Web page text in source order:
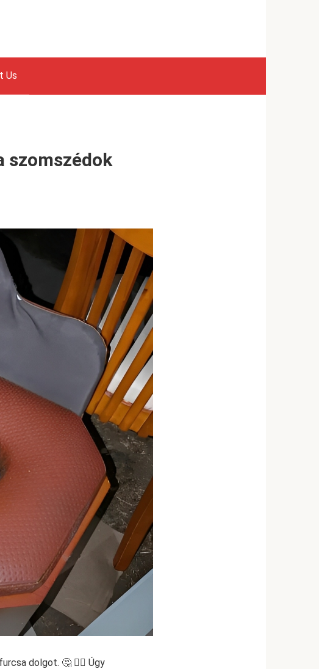
Us
szomszédok
dolgot. 🤔 🤦‍♂️ Úgy